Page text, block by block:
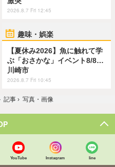
2026.8.7 Fri 12:45
趣味・娯楽
【夏休み2026】魚に触れて学
ぶ「おさかな」イベント8/8…
川崎市
2026.8.7 Fri 10:45
記事 › 写真・画像
YouTube Instagram line